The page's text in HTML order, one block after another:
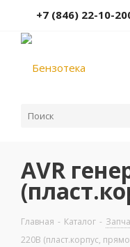
+7 (846) 22-10-
AVR
Главная - Каталог -
220В (пласт.корпус,